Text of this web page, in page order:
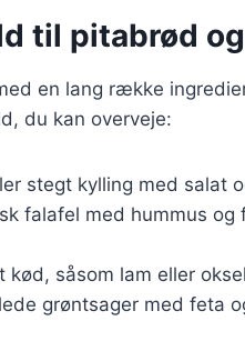
til pitabrød
en lang række
du kan overveje:
stegt kylling med salat
falafel med hummus
kød, såsom lam eller
grøntsager med feta